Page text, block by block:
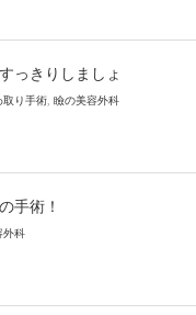
っきりしましょ
取り手術 瞼の美容外科
手術！
外科